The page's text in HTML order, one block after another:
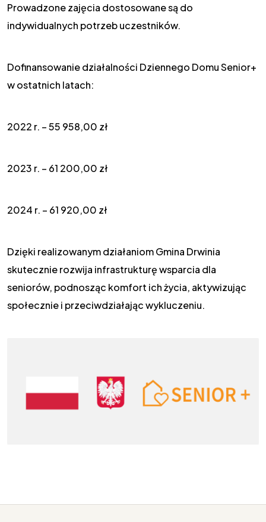
Prowadzone zajęcia dostosowane są do
indywidualnych potrzeb uczestników.
Dofinansowanie działalności Dziennego Domu Senior+
w ostatnich latach:
2022 r. – 55 958,00 zł
2023 r. – 61 200,00 zł
2024 r. – 61 920,00 zł
Dzięki realizowanym działaniom Gmina Drwinia
skutecznie rozwija infrastrukturę wsparcia dla
seniorów, podnosząc komfort ich życia, aktywizując
społecznie i przeciwdziałając wykluczeniu.